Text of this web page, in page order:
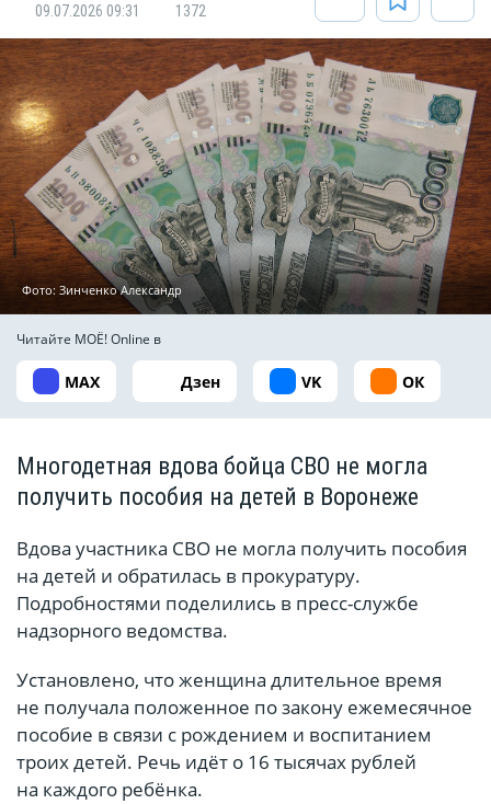
09.07.2026 09:31
1372
Фото: Зинченко Александр
Читайте МОЁ! Online в
MAX Дзен VK ОК
Многодетная вдова бойца СВО не могла
получить пособия на детей в Воронеже
Вдова участника СВО не могла получить пособия
на детей и обратилась в прокуратуру.
Подробностями поделились в пресс-службе
надзорного ведомства.
Установлено, что женщина длительное время
не получала положенное по закону ежемесячное
пособие в связи с рождением и воспитанием
троих детей. Речь идёт о 16 тысячах рублей
на каждого ребёнка.